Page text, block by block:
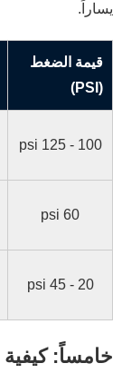
يساراً.
قيمة الضغط
(PSI)
100 - 125 psi
60 psi
20 - 45 psi
خامساً: